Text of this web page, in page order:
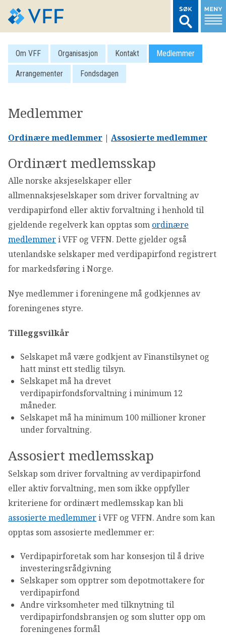
TIL FORSIDEN
LOGG INN MEDLEMSNETT
MARKEDSSTATISTIKK
FONDSDATA
AKTUELT
OM VFF
DEN LILLE FONDSHÅNDBOKEN
IN ENGLISH
Om VFF Organisasjon Kontakt Medlemmer
Arrangementer Fondsdagen
Medlemmer
Ordinære medlemmer | Assosierte medlemmer
Ordinært medlemsskap
Alle norske aksjeselskaper eller
allmennaksjeselskaper som driver forvaltning av
verdipapirfond eller aktiv forvaltning i henhold til
gjeldende regelverk kan opptas som ordinære
medlemmeri VFF og VFFN. Dette gjelder også
utenlandske selskaper med verdipapirfond registrert
for markedsføring i Norge.
Nye medlemmer i foreningene må godkjennes av
foreningenes styre.
Tilleggsvilkår
Selskapet må være godkjent av Finanstilsynet og
hatt minst ett stedlig tilsyn.
Selskapet må ha drevet
verdipapirfondsforvaltning i minimum 12
måneder.
Selskapet må ha minimum 100 millioner kroner
under forvaltning.
Assosiert medlemsskap
Selskap som driver forvaltning av verdipapirfond
eller aktiv forvaltning, men som ikke oppfyller
kriteriene for ordinært medlemsskap kan bli
assosierte medlemmeri VFF og VFFN. Andre som kan
opptas som assosierte medlemmer er:
Verdipapirforetak som har konsesjon til å drive
investeringsrådgivning
Selskaper som opptrer som depotmottakere for
verdipapirfond
Andre virksomheter med tilknytning til
verdipapirfondsbransjen og som slutter opp om
foreningenes formål